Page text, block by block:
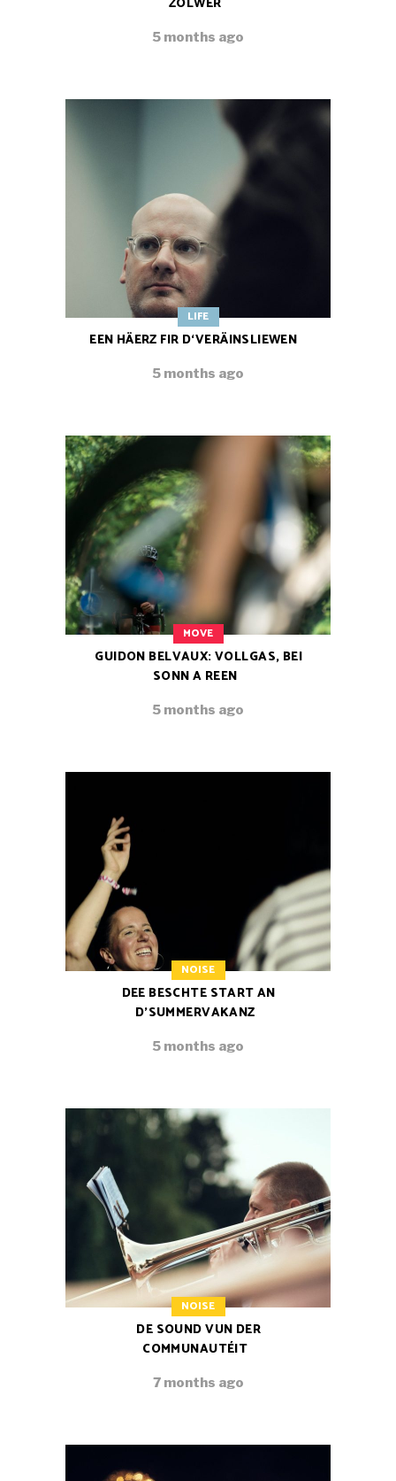
ZOLWER
5 months ago
LIFE
EEN HÄERZ FIR D‘VERÄINSLIEWEN
5 months ago
MOVE
GUIDON BELVAUX: VOLLGAS, BEI
SONN A REEN
5 months ago
NOISE
DEE BESCHTE START AN
D’SUMMERVAKANZ
5 months ago
NOISE
DE SOUND VUN DER
COMMUNAUTÉIT
7 months ago